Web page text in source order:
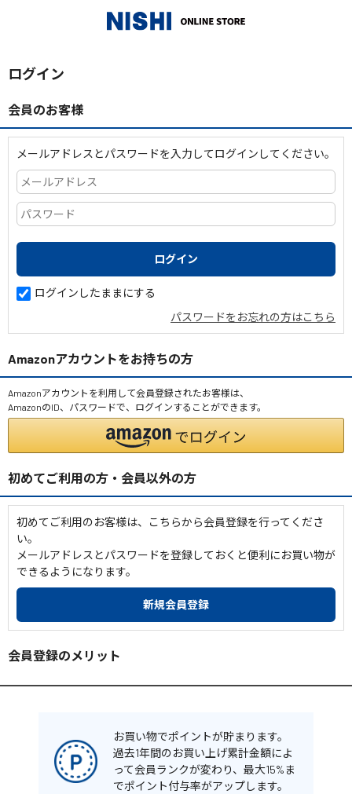
ログイン
会員のお客様
メールアドレスとパスワードを入力してログインしてください。
ログインしたままにする
パスワードをお忘れの方はこちら
Amazonアカウントをお持ちの方
Amazonアカウントを利用して会員登録されたお客様は、
AmazonのID、パスワードで、ログインすることができます。
初めてご利用の方・会員以外の方
初めてご利用のお客様は、こちらから会員登録を行ってくださ
い。
メールアドレスとパスワードを登録しておくと便利にお買い物が
できるようになります。
会員登録のメリット
お買い物でポイントが貯まります。
過去1年間のお買い上げ累計金額によ
って会員ランクが変わり、最大15%ま
でポイント付与率がアップします。